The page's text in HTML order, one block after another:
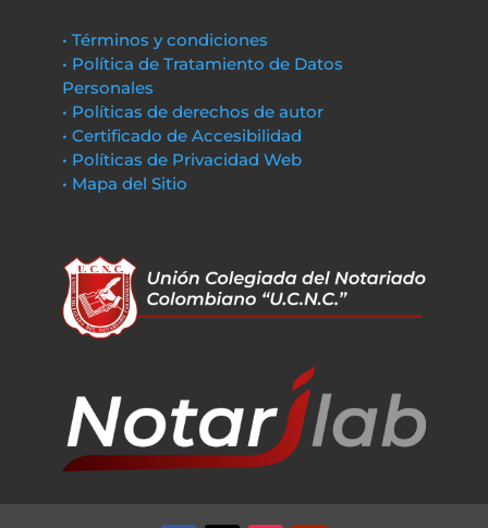
• Términos y condiciones
• Política de Tratamiento de Datos
Personales
• Políticas de derechos de autor
• Certificado de Accesibilidad
• Políticas de Privacidad Web
• Mapa del Sitio